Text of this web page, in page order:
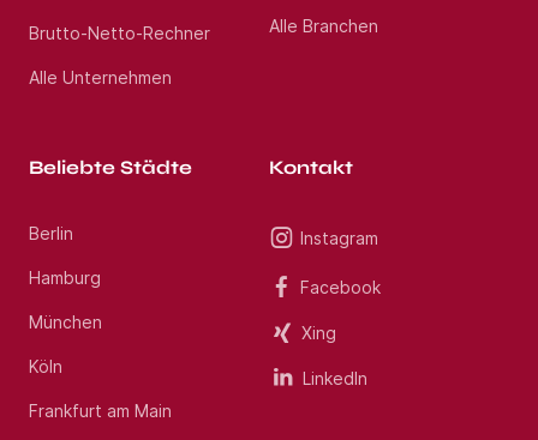
Brutto-Netto-Rechner
Alle Unternehmen
Alle Branchen
Beliebte Städte
Berlin
Hamburg
München
Köln
Frankfurt am Main
Kontakt
Instagram
Facebook
Xing
LinkedIn